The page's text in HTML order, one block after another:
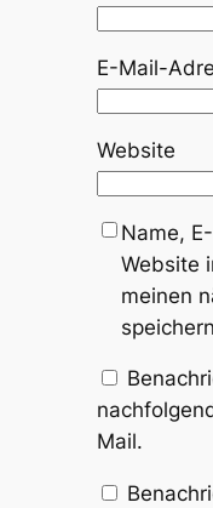
E-Mail-
Website
Name,
Website
meinen
Mail.